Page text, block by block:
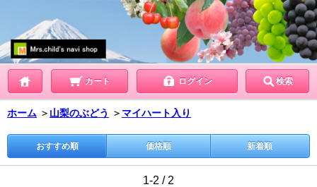
カート ログイン 検索
ホーム ＞ 山梨のぶどう ＞ マイハート入り
おすすめ順 価格順 新着順
1-2 / 2